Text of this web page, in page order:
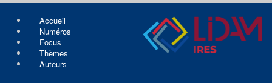
Accueil
Numéros
Focus
Thèmes
Auteurs